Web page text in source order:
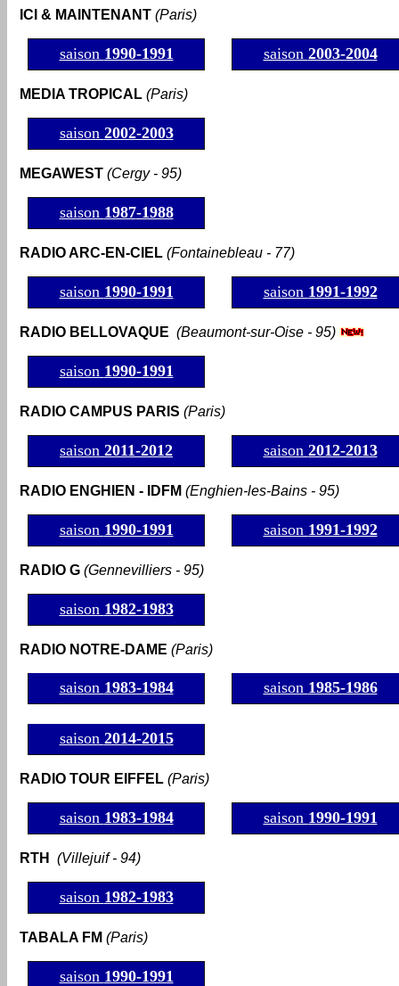
ICI & MAINTENANT (Paris)
saison 1990-1991 saison 2003-2004
MEDIA TROPICAL (Paris)
saison 2002-2003
MEGAWEST (Cergy - 95)
saison 1987-1988
RADIO ARC-EN-CIEL (Fontainebleau - 77)
saison 1990-1991 saison 1991-1992
RADIO BELLOVAQUE (Beaumont-sur-Oise - 95)
saison 1990-1991
RADIO CAMPUS PARIS (Paris)
saison 2011-2012 saison 2012-2013
RADIO ENGHIEN - IDFM (Enghien-les-Bains - 95)
saison 1990-1991 saison 1991-1992
RADIO G (Gennevilliers - 95)
saison 1982-1983
RADIO NOTRE-DAME (Paris)
saison 1983-1984 saison 1985-1986
saison 2014-2015
RADIO TOUR EIFFEL (Paris)
saison 1983-1984 saison 1990-1991
RTH (Villejuif - 94)
saison 1982-1983
TABALA FM (Paris)
saison 1990-1991